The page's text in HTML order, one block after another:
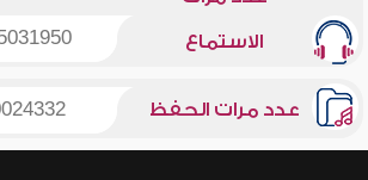
الاستماع
عدد مرات الحفظ